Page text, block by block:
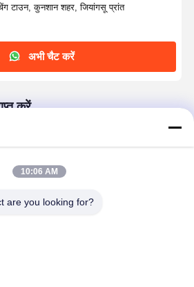
टाउन, कुनशान शहर, जियांगसू प्रांत
अभी चैट करें
करें
जारी रखें
10:06 AM
are you looking for?